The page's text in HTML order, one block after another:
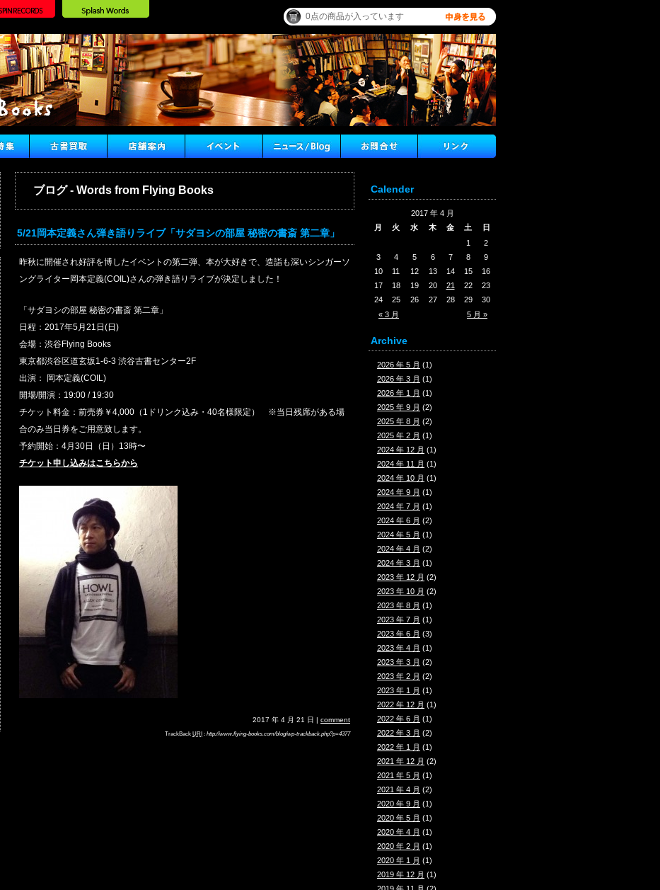
0点の商品が入っています
ブログ - Words from Flying Books
5/21岡本定義さん弾き語りライブ「サダヨシの部屋 秘密の書斎 第二章」
昨秋に開催され好評を博したイベントの第二弾、本が大好きで、造詣も深いシンガーソ
ングライター岡本定義(COIL)さんの弾き語りライブが決定しました！
「サダヨシの部屋 秘密の書斎 第二章」
日程：2017年5月21日(日)
会場：渋谷Flying Books
東京都渋谷区道玄坂1-6-3 渋谷古書センター2F
出演： 岡本定義(COIL)
開場/開演：19:00 / 19:30
チケット料金：前売券￥4,000（1ドリンク込み・40名様限定） ※当日残席がある場
合のみ当日券をご用意致します。
予約開始：4月30日（日）13時〜
チケット申し込みはこちらから
2017 年 4 月 21 日 | comment
TrackBack URI : http://www.flying-books.com/blog/wp-trackback.php?p=4377
Calender
2017 年 4 月
月
火 水 木 金 土 日
« 3 月 5 月 »
1
2
3
4 5 6 7 8
9
10
11 12 13 14 15
16
17
18 19 20 21 22
23
24
25 26 27 28 29 30
Archive
2026 年 5 月 (1)
2026 年 3 月 (1)
2026 年 1 月 (1)
2025 年 9 月 (2)
2025 年 8 月 (2)
2025 年 2 月 (1)
2024 年 12 月 (1)
2024 年 11 月 (1)
2024 年 10 月 (1)
2024 年 9 月 (1)
2024 年 7 月 (1)
2024 年 6 月 (2)
2024 年 5 月 (1)
2024 年 4 月 (2)
2024 年 3 月 (1)
2023 年 12 月 (2)
2023 年 10 月 (2)
2023 年 8 月 (1)
2023 年 7 月 (1)
2023 年 6 月 (3)
2023 年 4 月 (1)
2023 年 3 月 (2)
2023 年 2 月 (2)
2023 年 1 月 (1)
2022 年 12 月 (1)
2022 年 6 月 (1)
2022 年 3 月 (2)
2022 年 1 月 (1)
2021 年 12 月 (2)
2021 年 5 月 (1)
2021 年 4 月 (2)
2020 年 9 月 (1)
2020 年 5 月 (1)
2020 年 4 月 (1)
2020 年 2 月 (1)
2020 年 1 月 (1)
2019 年 12 月 (1)